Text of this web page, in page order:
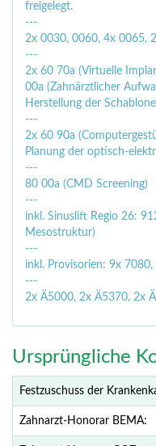
freigelegt.
---
2x 0030, 0060, 4x 0065,
---
2x 60 70a (Virtuelle
00a (Zahnärztlicher
Herstellung der
---
2x 60 90a
Planung der optisch-
---
80 00a (CMD Screening)
---
inkl. Sinuslift Regio 26:
Mesostruktur)
---
inkl. Provisorien: 9x
---
2x Ä5000, 2x Ä5370, 2x
Ursprüngliche
Festzuschuss der
Zahnarzt-Honorar BEMA: